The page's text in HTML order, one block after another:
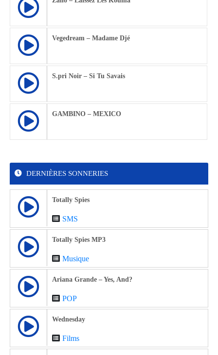
Vegedream – Madame Djé
S.pri Noir – Si Tu Savais
GAMBINO – MEXICO
DERNIÈRES SONNERIES
Totally Spies
SMS
Totally Spies MP3
Musique
Ariana Grande – Yes, And?
POP
Wednesday
Films